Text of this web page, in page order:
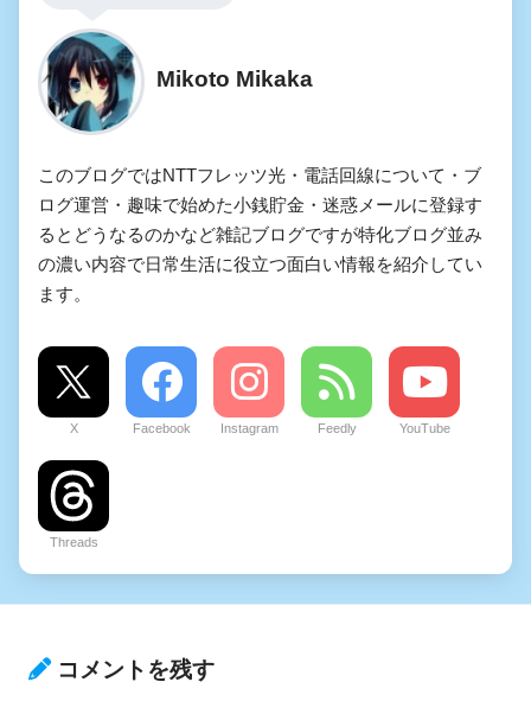
Mikoto Mikaka
このブログではNTTフレッツ光・電話回線について・ブ
ログ運営・趣味で始めた小銭貯金・迷惑メールに登録す
るとどうなるのかなど雑記ブログですが特化ブログ並み
の濃い内容で日常生活に役立つ面白い情報を紹介してい
ます。
X Facebook Instagram Feedly YouTube
Threads
コメントを残す